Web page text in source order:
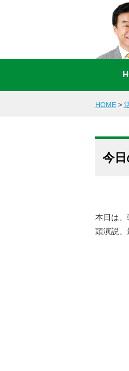
HOME >
今
本日は、
頭演説、